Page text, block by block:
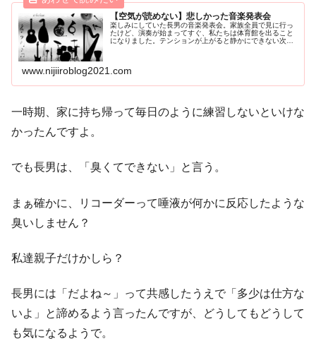
【空気が読めない】悲しかった音楽発表会
楽しみにしていた長男の音楽発表会。家族全員で見に行っ
たけど、演奏が始まってすぐ、私たちは体育館を出ること
になりました。テンションが上がると静かにできない次男
www.nijiiroblog2021.com
一時期、家に持ち帰って毎日のように練習しないといけな
かったんですよ。
でも長男は、「臭くてできない」と言う。
まぁ確かに、リコーダーって唾液が何かに反応したような
臭いしません？
私達親子だけかしら？
長男には「だよね～」って共感したうえで「多少は仕方な
いよ」と諦めるよう言ったんですが、どうしてもどうして
も気になるようで。